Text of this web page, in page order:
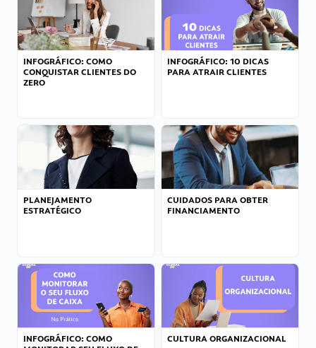
INFOGRÁFICO: COMO
CONQUISTAR CLIENTES DO
ZERO
INFOGRÁFICO: 10 DICAS
PARA ATRAIR CLIENTES
PLANEJAMENTO
ESTRATÉGICO
CUIDADOS PARA OBTER
FINANCIAMENTO
INFOGRÁFICO: COMO
CULTURA ORGANIZACIONAL